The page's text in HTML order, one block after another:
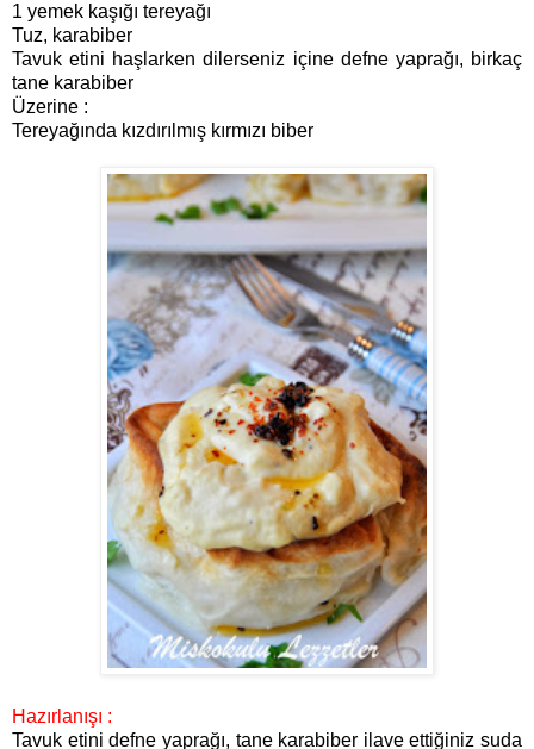
1 yemek kaşığı tereyağı
Tuz, karabiber
Tavuk etini haşlarken dilerseniz içine defne yaprağı, birkaç
tane karabiber
Üzerine :
Tereyağında kızdırılmış kırmızı biber
Hazırlanışı :
Tavuk etini defne yaprağı, tane karabiber ilave ettiğiniz suda